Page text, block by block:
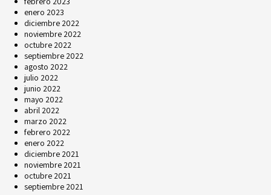
enero 2023
diciembre 2022
noviembre 2022
octubre 2022
septiembre 2022
agosto 2022
julio 2022
junio 2022
mayo 2022
abril 2022
marzo 2022
febrero 2022
enero 2022
diciembre 2021
noviembre 2021
octubre 2021
septiembre 2021